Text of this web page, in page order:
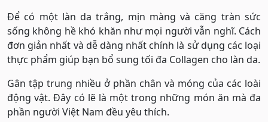
Để có một làn da trắng, mịn màng và căng tràn sức
sống không hề khó khăn như mọi người vẫn nghĩ. Cách
đơn giản nhất và dễ dàng nhất chính là sử dụng các loại
thực phẩm giúp bạn bổ sung tối đa Collagen cho làn da.
Gân tập trung nhiều ở phần chân và móng của các loài
động vật. Đây có lẽ là một trong những món ăn mà đa
phần người Việt Nam đều yêu thích.